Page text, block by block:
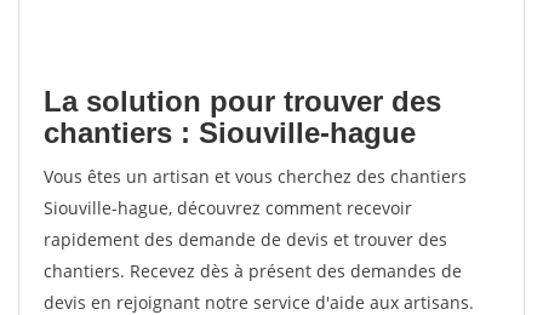
La solution pour trouver des
chantiers : Siouville-hague
Vous êtes un artisan et vous cherchez des chantiers
Siouville-hague, découvrez comment recevoir
rapidement des demande de devis et trouver des
chantiers. Recevez dès à présent des demandes de
devis en rejoignant notre service d'aide aux artisans.